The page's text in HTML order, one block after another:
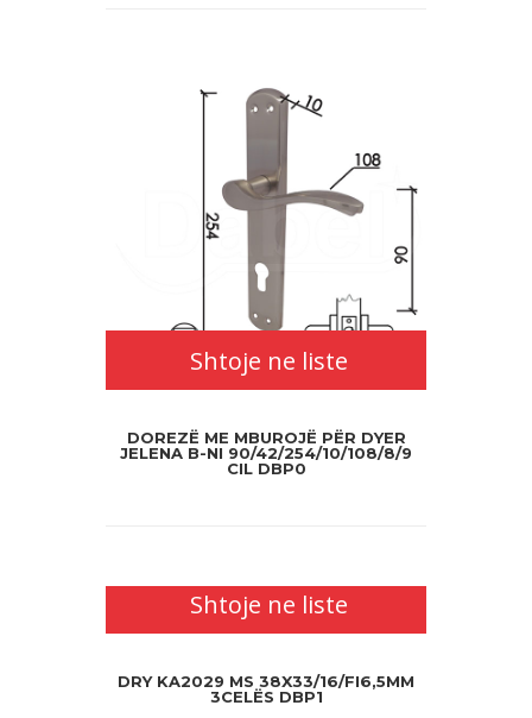
Shtoje ne liste
DOREZË ME MBUROJË PËR DYER
JELENA B-NI 90/42/254/10/108/8/9
CIL DBP0
Shtoje ne liste
DRY KA2029 MS 38X33/16/FI6,5MM
3CELËS DBP1